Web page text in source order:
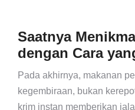
Saatnya
dengan Cara
Pada akhirnya, makanan
kegembiraan, bukan
krim instan memberikan